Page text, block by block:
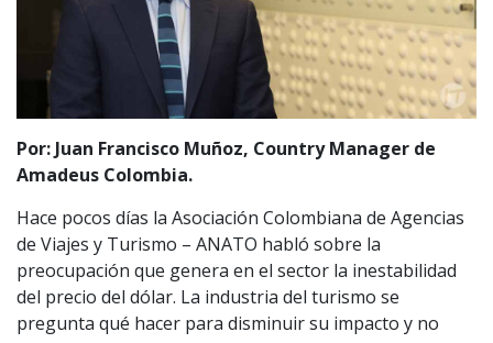
Por: Juan Francisco Muñoz, Country Manager de
Amadeus Colombia.
Hace pocos días la Asociación Colombiana de Agencias
de Viajes y Turismo – ANATO habló sobre la
preocupación que genera en el sector la inestabilidad
del precio del dólar. La industria del turismo se
pregunta qué hacer para disminuir su impacto y no
MÉXICO